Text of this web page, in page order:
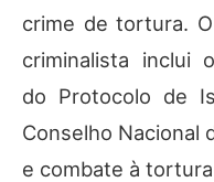
crime de tortura.
criminalista inclui
do Protocolo de
Conselho Nacional
e combate à